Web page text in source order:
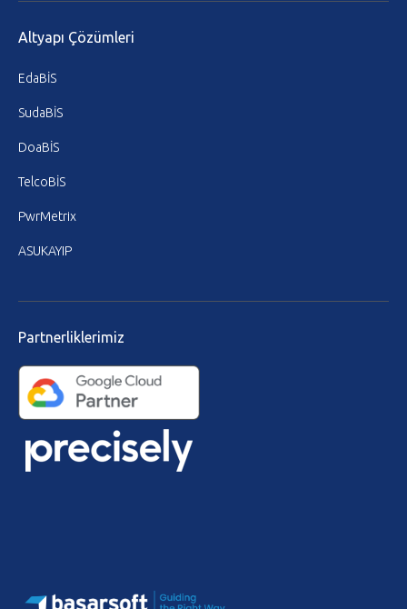
Altyapı Çözümleri
EdaBİS
SudaBİS
DoaBİS
TelcoBİS
PwrMetrix
ASUKAYIP
Partnerliklerimiz